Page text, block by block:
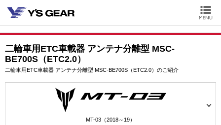
二輪車用ETC車載器 アンテナ分離型 MSC-
BE700S（ETC2.0）
二輪車用ETC車載器 アンテナ分離型 MSC-BE700S（ETC2.0）のご紹介
MT-03（2018～19）